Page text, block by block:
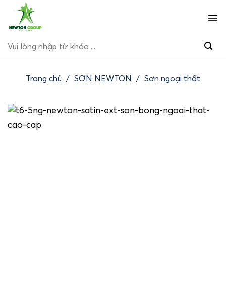
dung
Trang chủ / SƠN NEWTON / Sơn ngoại thất